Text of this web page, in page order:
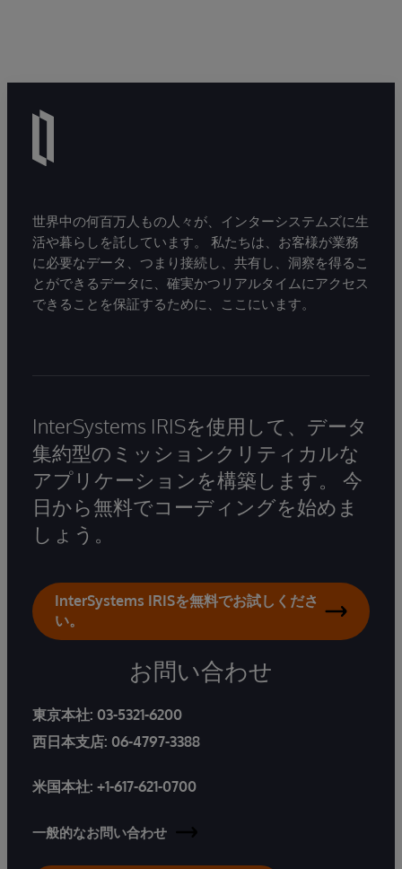
世界中の何百万人もの人々が、インターシステムズに生
活や暮らしを託しています。 私たちは、お客様が業務
に必要なデータ、つまり接続し、共有し、洞察を得るこ
とができるデータに、確実かつリアルタイムにアクセス
できることを保証するために、ここにいます。
InterSystems IRISを使用して、データ
集約型のミッションクリティカルな
アプリケーションを構築します。 今
日から無料でコーディングを始めま
しょう。
InterSystems IRISを無料でお試しくださ
い。
お問い合わせ
東京本社: 03-5321-6200
西日本支店: 06-4797-3388
米国本社: +1-617-621-0700
一般的なお問い合わせ